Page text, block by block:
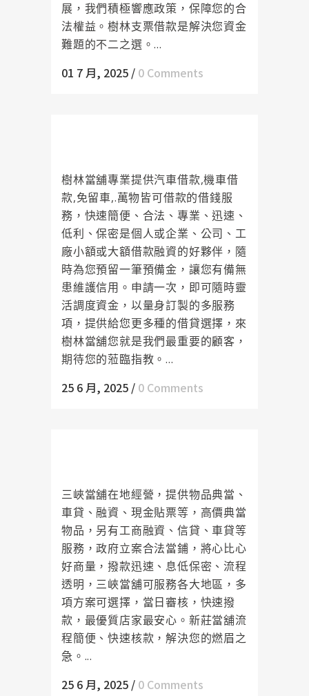
展，我們積極響應政策，保障您的合
法權益。樹林支票借款是解決您資金
難題的不二之選。...
01 7 月, 2025 / 0 Comments
樹林當舖專業提供汽車借款,機車借
款,免留車,.萬物皆可借款的借錢服
務，快速簡便、合法、專業、迅速、
低利、保密是個人或企業、公司、工
廠小額或大額借款融資的好夥伴，隨
時為您預留一筆預備金，讓您有備無
患維護信用。申請一次，即可隨時靈
活調度資金，以量身訂製的多服務
項，提供給您更多種的借貸選擇，來
樹林當舖您就是我們最重要的顧客，
期待您的蒞臨指教。...
25 6 月, 2025 / 0 Comments
三峽當舖在地經營，提供物品典當、
車貸、融資、現金貼票等，高價典當
物品，另有工商融資、信貸、車貸等
服務，政府立案合法當鋪，將心比心
好商量，撥款迅速、息低保密、流程
透明，三峽當舖可服務各大地區，多
項方案可選擇，當日審核，快速撥
款，最優質店家最安心。新莊當舖流
程簡便、快速核款，解決您的燃眉之
急。...
25 6 月, 2025 / 0 Comments